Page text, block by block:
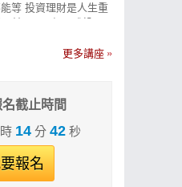
等 投資理財是人生重
於 2012 年正式投入
打天下 以週20均線為
PC) 3. 美股聚寶盆
截止時間
14分 41秒
報名
更多講座